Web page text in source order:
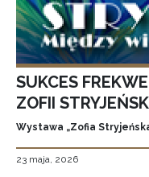
SUKCES
ZOFII
Wystawa „Zofia
23 maja, 2026